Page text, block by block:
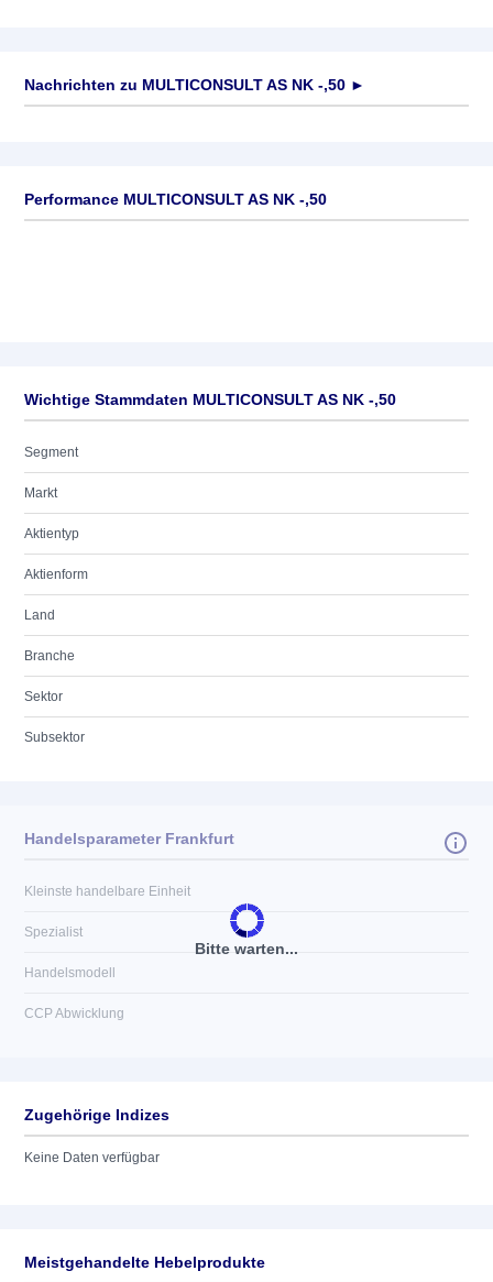
Nachrichten zu MULTICONSULT AS NK -,50 ►
Performance MULTICONSULT AS NK -,50
Wichtige Stammdaten MULTICONSULT AS NK -,50
Segment
Markt
Aktientyp
Aktienform
Land
Branche
Sektor
Subsektor
Bitte warten...
Handelsparameter Frankfurt
Kleinste handelbare Einheit
Spezialist
Handelsmodell
CCP Abwicklung
Zugehörige Indizes
Keine Daten verfügbar
Meistgehandelte Hebelprodukte